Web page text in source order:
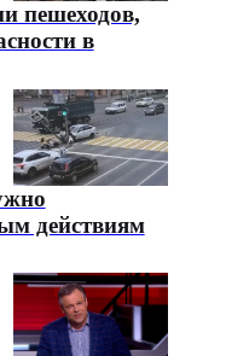
пешеходов,
в
действиям